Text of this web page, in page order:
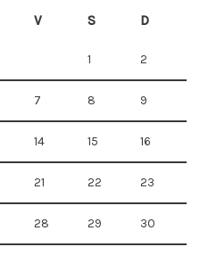
V S D
1 2
7 8 9
14 15 16
21 22 23
28 29 30